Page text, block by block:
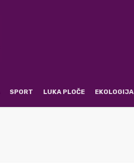
SPORT LUKA PLOČE EKOLOGIJA